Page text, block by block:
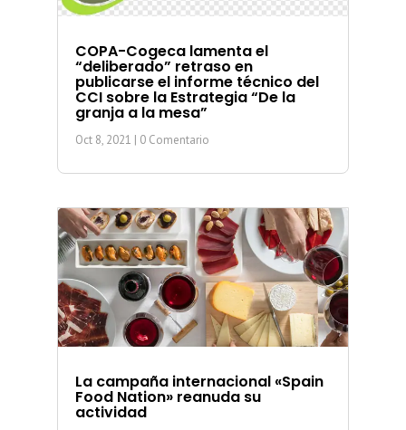
COPA-Cogeca lamenta el
“deliberado” retraso en
publicarse el informe técnico del
CCI sobre la Estrategia “De la
granja a la mesa”
Oct 8, 2021 | 0 Comentario
La campaña internacional «Spain
Food Nation» reanuda su
actividad